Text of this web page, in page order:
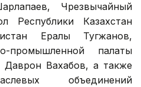
Чрезвычайный
Республики Казахстан
Ералы Тугжанов,
промышленной палаты
Даврон Вахабов, а также
объединений